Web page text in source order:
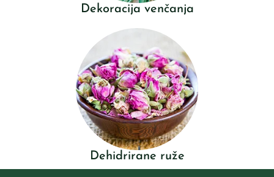
Dekoracija venčanja
Dehidrirane ruže